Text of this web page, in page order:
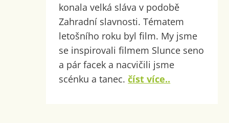
konala velká sláva v podobě
Zahradní slavnosti. Tématem
letošního roku byl film. My jsme
se inspirovali filmem Slunce seno
a pár facek a nacvičili jsme
scénku a tanec.číst více..